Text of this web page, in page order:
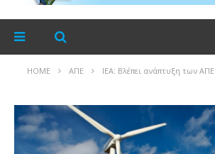
HOME ΑΠΕ IEA: Βλέπει ανάπτυξη των ΑΠΕ